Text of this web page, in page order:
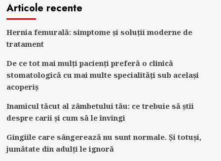
Group,
to
Răzvan
și
The
Importance
Digitalization
in
Articole recente
Hernia femurală: simptome și soluții moderne de
tratament
De ce tot mai mulți pacienți preferă o clinică
stomatologică cu mai multe specialități sub același
acoperiș
Inamicul tăcut al zâmbetului tău: ce trebuie să știi
despre carii și cum să le învingi
Gingiile care sângerează nu sunt normale. Și totuși,
jumătate din adulți le ignoră